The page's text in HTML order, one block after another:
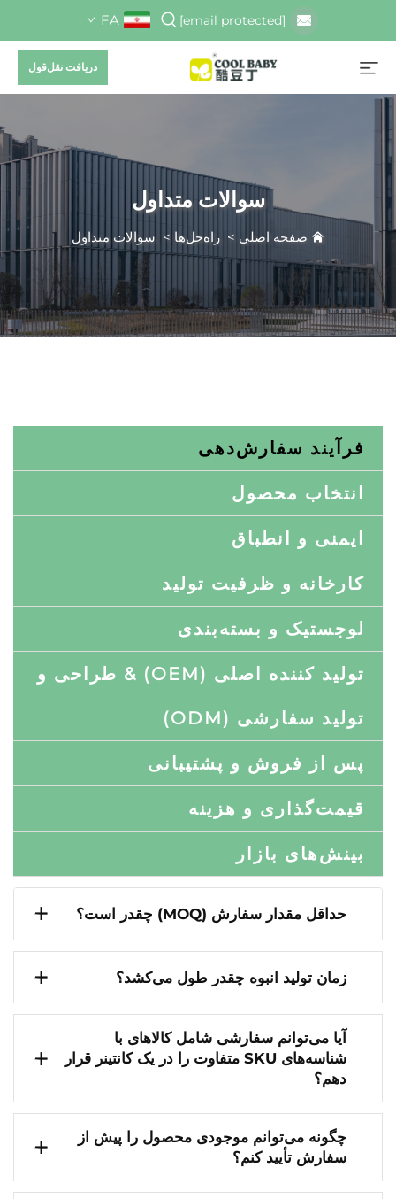
[email protected]
FA
دریافت نقل‌قول
سوالات متداول
صفحه اصلی > راه‌حل‌ها > سوالات متداول
فرآیند سفارش‌دهی
انتخاب محصول
ایمنی و انطباق
کارخانه و ظرفیت تولید
لوجستیک و بسته‌بندی
تولید کننده اصلی (OEM) & طراحی و
تولید سفارشی (ODM)
پس از فروش و پشتیبانی
قیمت‌گذاری و هزینه
بینش‌های بازار
حداقل مقدار سفارش (MOQ) چقدر است؟
زمان تولید انبوه چقدر طول می‌کشد؟
آیا می‌توانم سفارشی شامل کالاهای با
شناسه‌های SKU متفاوت را در یک کانتینر قرار
دهم؟
چگونه می‌توانم موجودی محصول را پیش از
سفارش تأیید کنم؟